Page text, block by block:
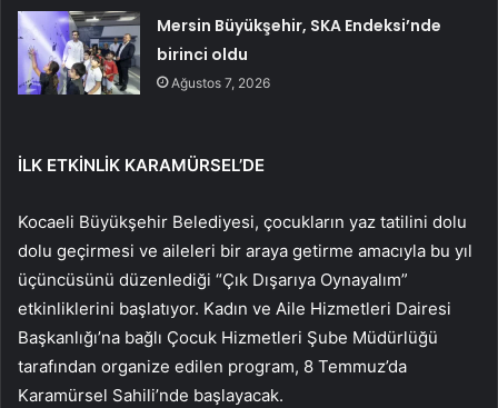
Mersin Büyükşehir, SKA Endeksi’nde
birinci oldu
Ağustos 7, 2026
İLK ETKİNLİK KARAMÜRSEL’DE
Kocaeli Büyükşehir Belediyesi, çocukların yaz tatilini dolu
dolu geçirmesi ve aileleri bir araya getirme amacıyla bu yıl
üçüncüsünü düzenlediği “Çık Dışarıya Oynayalım”
etkinliklerini başlatıyor. Kadın ve Aile Hizmetleri Dairesi
Başkanlığı’na bağlı Çocuk Hizmetleri Şube Müdürlüğü
tarafından organize edilen program, 8 Temmuz’da
Karamürsel Sahili’nde başlayacak.